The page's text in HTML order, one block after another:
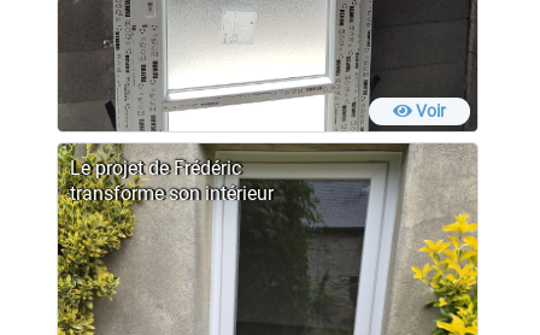
Voir
Le projet de Frédéric
transforme son intérieur